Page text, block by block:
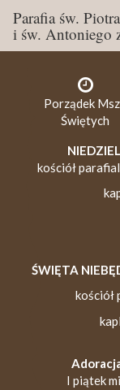
Parafia św.
i św. Antoniego
Porządek
Świętych
kościół
ŚWIĘTA
kościół
I piątek